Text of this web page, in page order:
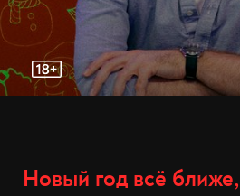
Новый год всё ближе,